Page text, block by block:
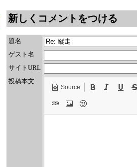
新しくコメントをつける
題名
ゲスト名
サイトURL
投稿本文
Source